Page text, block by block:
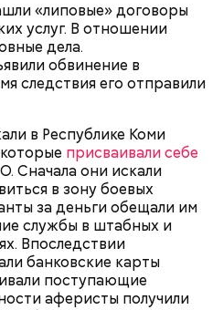
«липовые» договоры
услуг. В отношении
дела.
обвинение в
следствия его отправили
в Республике Коми
присваивали себе
Сначала они искали
в зону боевых
за деньги обещали им
службы в штабных и
Впоследствии
банковские карты
поступающие
аферисты получили
деньги и возвращали
деньгами и не
Гасанов либо
несколькими счетами,
.
стал друг детства
того же года,
вместе в машине,
приятеля морсом с
дня Константин умер в